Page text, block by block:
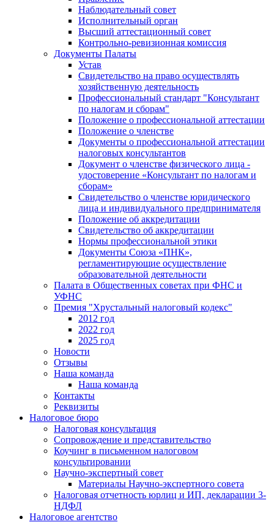
Наблюдательный совет
Исполнительный орган
Высший аттестационный совет
Контрольно-ревизионная комиссия
Документы Палаты
Устав
Свидетельство на право осуществлять
хозяйственную деятельность
Профессиональный стандарт "Консультант
по налогам и сборам"
Положение о профессиональной аттестации
Положение о членстве
Документы о профессиональной аттестации
налоговых консультантов
Документ о членстве физического лица -
удостоверение «Консультант по налогам и
сборам»
Свидетельство о членстве юридического
лица и индивидуального предпринимателя
Положение об аккредитации
Свидетельство об аккредитации
Нормы профессиональной этики
Документы Союза «ПНК»,
регламентирующие осуществление
образовательной деятельности
Палата в Общественных советах при ФНС и
УФНС
Премия "Хрустальный налоговый кодекс"
2012 год
2022 год
2025 год
Новости
Отзывы
Наша команда
Наша команда
Контакты
Реквизиты
Налоговое бюро
Налоговая консультация
Cопровождение и представительство
Коучинг в письменном налоговом
консультировании
Научно-экспертный совет
Материалы Научно-экспертного совета
Налоговая отчетность юрлиц и ИП, декларации 3-
НДФЛ
Налоговое агентство